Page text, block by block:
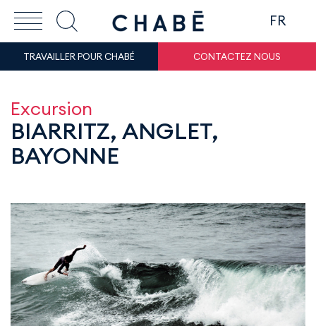
FR
TRAVAILLER POUR CHABÉ CONTACTEZ NOUS
Excursion
BIARRITZ, ANGLET,
BAYONNE